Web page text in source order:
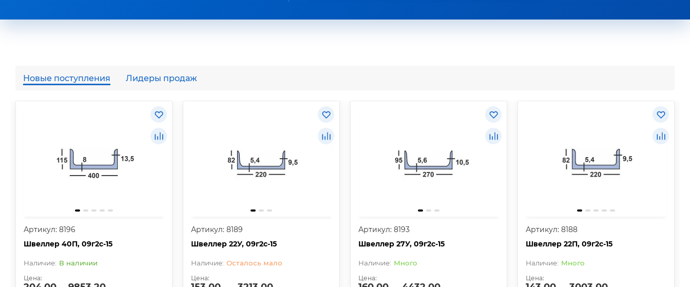
Новые поступления Лидеры продаж
Артикул: 8196
Швеллер 40П, 09г2с-15
В наличии
Цена:
Артикул: 8189
Швеллер 22У, 09г2с-15
Осталось мало
Цена:
Артикул: 8193
Швеллер 27У, 09г2с-15
Много
Цена:
Артикул: 8188
Швеллер 22П, 09г2с-15
Много
Цена: